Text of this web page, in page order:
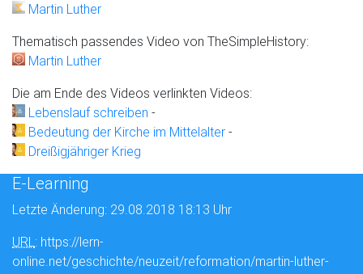
Martin Luther
Thematisch passendes Video von TheSimpleHistory:
Martin Luther
Die am Ende des Videos verlinkten Videos:
Lebenslauf schreiben -
Bedeutung der Kirche im Mittelalter -
Dreißigjähriger Krieg
E-Learning
Letzte Änderung: 29.08.2018 18:13 Uhr
URL: https://lern-
online.net/geschichte/neuzeit/reformation/martin-luther-